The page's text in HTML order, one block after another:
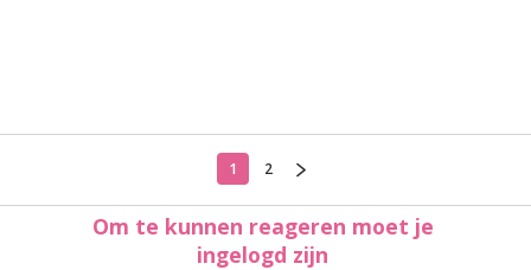
1 2
Om te kunnen reageren moet je
ingelogd zijn